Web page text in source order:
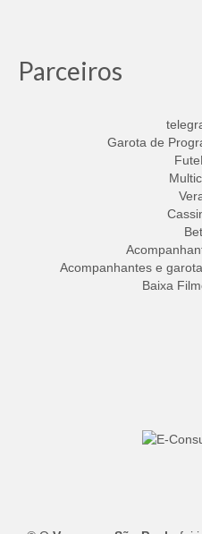
Parceiros
Garota de
Acompanhantes e
Baixa